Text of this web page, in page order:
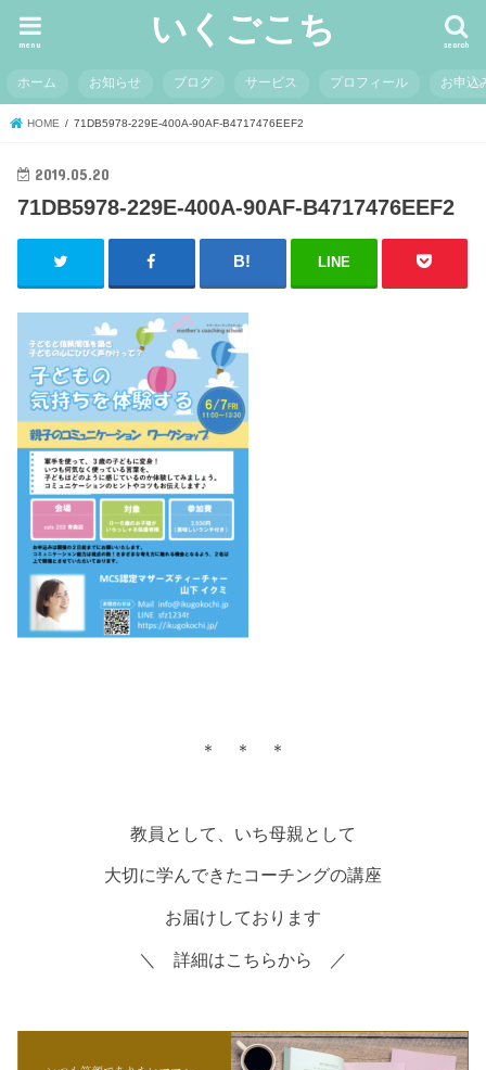
いくごこち search
menu
ホーム お知らせ ブログ サービス プロフィール お申込
HOME 71DB5978-229E-400A-90AF-B4717476EEF2
2019.05.20
71DB5978-229E-400A-90AF-B4717476EEF2
LINE
＊ ＊ ＊
教員として、いち母親として
大切に学んできたコーチングの講座
お届けしております
＼ 詳細はこちらから ／